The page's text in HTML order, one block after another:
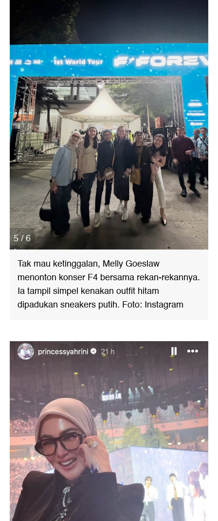
5 / 6
Tak mau ketinggalan, Melly Goeslaw
menonton konser F4 bersama rekan-rekannya.
Ia tampil simpel kenakan outfit hitam
dipadukan sneakers putih. Foto: Instagram